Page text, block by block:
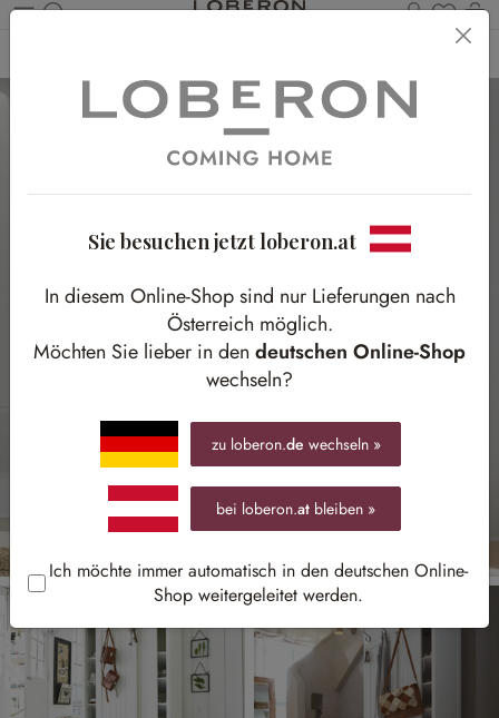
Du
Sie besuchen jetzt loberon.at
In diesem Online-Shop sind nur Lieferungen nach
Österreich möglich.
Möchten Sie lieber in den deutschen Online-Shop
wechseln?
zu loberon.de wechseln »
bei loberon.at bleiben »
Ich möchte immer automatisch in den deutschen Online-
Shop weitergeleitet werden.